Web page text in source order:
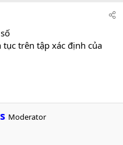
tục trên tập xác định của
Moderator